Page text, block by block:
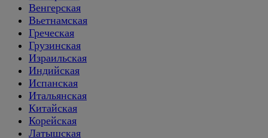
Венгерская
Вьетнамская
Греческая
Грузинская
Израильская
Индийская
Испанская
Итальянская
Китайская
Корейская
Латышская